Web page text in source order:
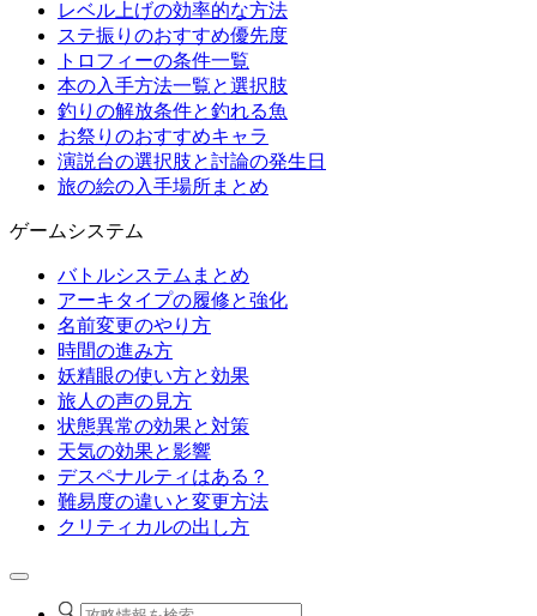
レベル上げの効率的な方法
ステ振りのおすすめ優先度
トロフィーの条件一覧
本の入手方法一覧と選択肢
釣りの解放条件と釣れる魚
お祭りのおすすめキャラ
演説台の選択肢と討論の発生日
旅の絵の入手場所まとめ
ゲームシステム
バトルシステムまとめ
アーキタイプの履修と強化
名前変更のやり方
時間の進み方
妖精眼の使い方と効果
旅人の声の見方
状態異常の効果と対策
天気の効果と影響
デスペナルティはある？
難易度の違いと変更方法
クリティカルの出し方